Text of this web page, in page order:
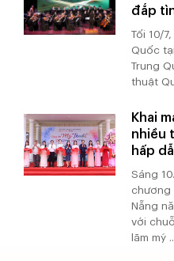
đắp
Tối 10/
Quốc
Trung
thuật
Khai
nhiều
hấp
Sáng
chương
Nẵng
với
lãm mỹ